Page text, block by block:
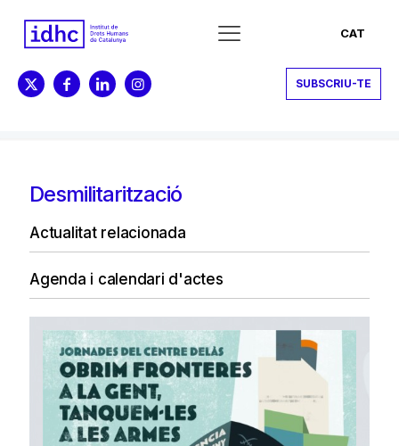
CAT
SUBSCRIU-TE
Desmilitarització
Actualitat relacionada
Agenda i calendari d'actes